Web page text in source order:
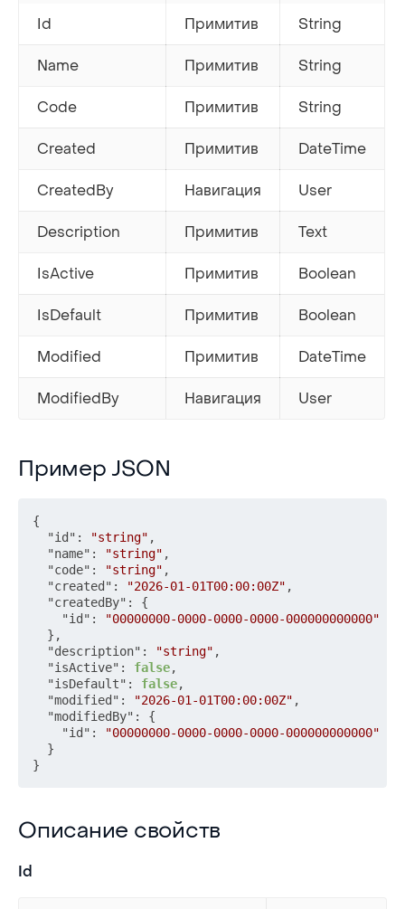
Id Примитив String
Name Примитив String
Code Примитив String
Created Примитив DateTime
CreatedBy Навигация User
Description Примитив Text
IsActive Примитив Boolean
IsDefault Примитив Boolean
Modified Примитив DateTime
ModifiedBy Навигация User
Пример JSON
Пример JSON
{
"id" : "string" ,
"name" : "string" ,
"code" : "string" ,
"created" : "2026-01-01T00:00:00Z" ,
"createdBy" :
{
"id" :
"00000000-0000-0000-0000-000000000000"
} ,
"description" : "string" ,
"isActive" : false,
"isDefault" : false,
"modified" : "2026-01-01T00:00:00Z" ,
"modifiedBy" :
{
"id" :
"00000000-0000-0000-0000-000000000000"
}
}
Описание свойств
Описание свойств
Id